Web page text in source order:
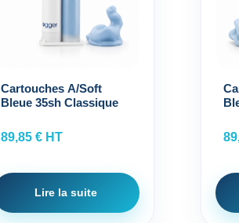
Cartouches A/Soft
Bleue 35sh Classique
89,85 € HT
Lire la suite